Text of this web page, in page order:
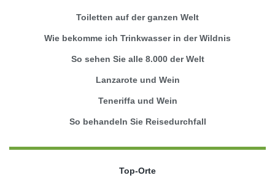
Toiletten auf der ganzen Welt
Wie bekomme ich Trinkwasser in der Wildnis
So sehen Sie alle 8.000 der Welt
Lanzarote und Wein
Teneriffa und Wein
So behandeln Sie Reisedurchfall
Top-Orte